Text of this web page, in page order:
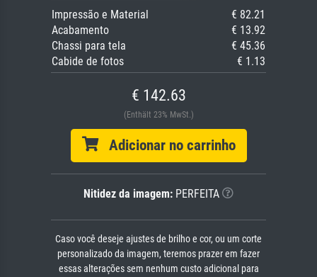
Impressão e Material
€ 82.21
Acabamento
€ 13.92
Chassi para tela
€ 45.36
Cabide de fotos
€ 1.13
€ 142.63
(Enthält 23% MwSt.)
Adicionar no carrinho
Nitidez da imagem: PERFEITA
Caso você deseje ajustes de brilho e cor, ou um corte
personalizado da imagem, teremos prazer em fazer
essas alterações sem nenhum custo adicional para